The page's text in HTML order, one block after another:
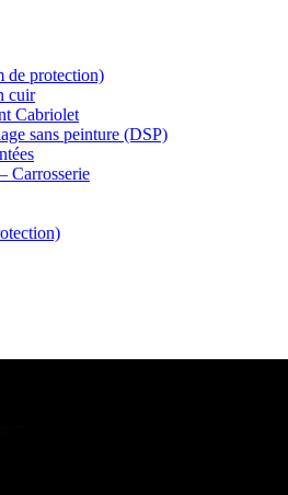
de protection)
cuir
Cabriolet
sans peinture (DSP)
Carrosserie